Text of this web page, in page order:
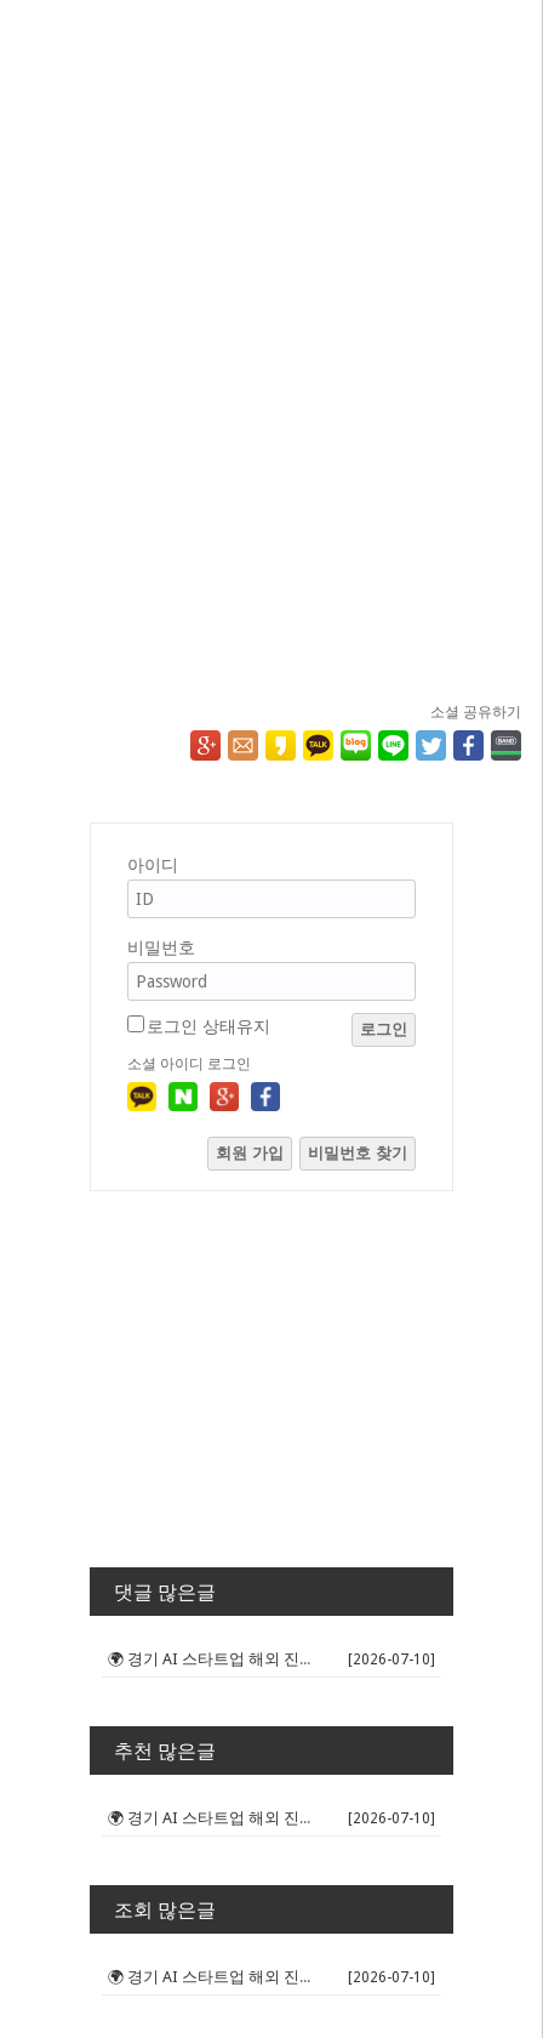
소셜 공유하기
아이디
비밀번호
로그인 상태유지 로그인
소셜 아이디 로그인
회원 가입 비밀번호 찾기
댓글 많은글
🌍 경기 AI 스타트업 해외 진출 판... [2026-07-10]
추천 많은글
🌍 경기 AI 스타트업 해외 진출 판... [2026-07-10]
조회 많은글
🌍 경기 AI 스타트업 해외 진출 판... [2026-07-10]